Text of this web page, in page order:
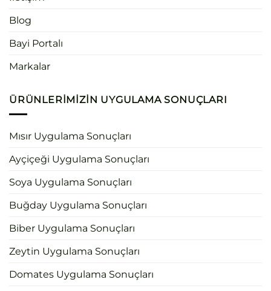
Blog
Bayi Portalı
Markalar
ÜRÜNLERIMIZIN UYGULAMA SONUÇLARI
Mısır Uygulama Sonuçları
Ayçiçeği Uygulama Sonuçları
Soya Uygulama Sonuçları
Buğday Uygulama Sonuçları
Biber Uygulama Sonuçları
Zeytin Uygulama Sonuçları
Domates Uygulama Sonuçları